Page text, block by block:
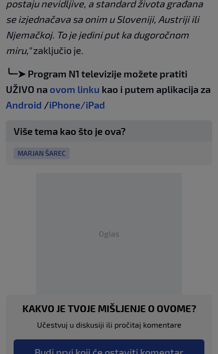
postaju nevidljive, a standard života građana
se izjednačava sa onim u Sloveniji, Austriji ili
Njemačkoj. To je jedini put ka dugoročnom
miru,"zaključio je.
╰┈➤ Program N1 televizije možete pratiti
UŽIVO na ovom linku kao i putem aplikacija za
Android /iPhone/iPad
Više tema kao što je ova?
MARJAN ŠAREC
Oglas
KAKVO JE TVOJE MIŠLJENJE O OVOME?
Učestvuj u diskusiji ili pročitaj komentare